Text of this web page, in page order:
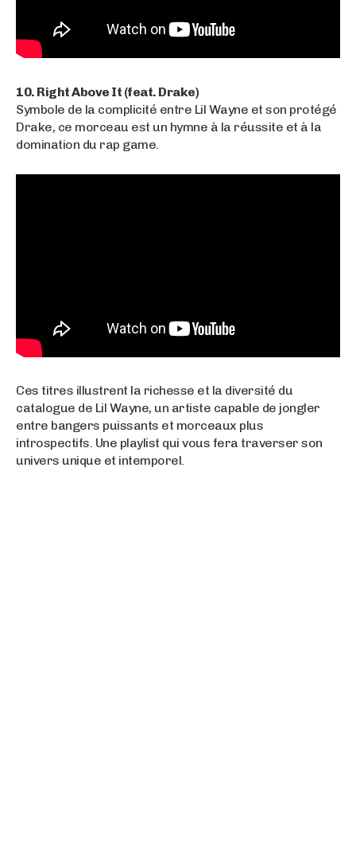
10. Right Above It (feat. Drake)
Symbole de la complicité entre Lil Wayne et son protégé
Drake, ce morceau est un hymne à la réussite et à la
domination du rap game.
Ces titres illustrent la richesse et la diversité du
catalogue de Lil Wayne, un artiste capable de jongler
entre bangers puissants et morceaux plus
introspectifs. Une playlist qui vous fera traverser son
univers unique et intemporel.